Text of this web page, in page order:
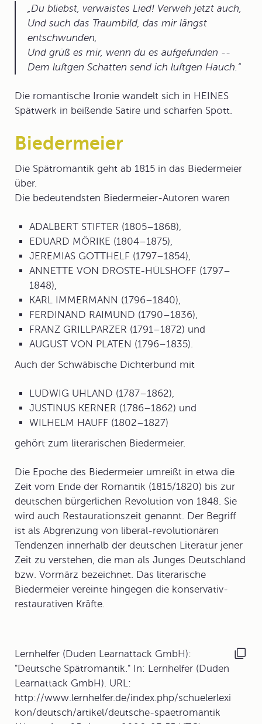
Du bliebst, verwaistes Lied! Verweh jetzt auch,
Und such das Traumbild, das mir längst
entschwunden,
Und grüß es mir, wenn du es aufgefunden --
Dem luftgen Schatten send ich luftgen Hauch.
Die romantische Ironie wandelt sich in HEINES
Spätwerk in beißende Satire und scharfen Spott.
Biedermeier
Die Spätromantik geht ab 1815 in das Biedermeier
über.
Die bedeutendsten Biedermeier-Autoren waren
ADALBERT STIFTER (1805–1868),
EDUARD MÖRIKE (1804–1875),
JEREMIAS GOTTHELF (1797–1854),
ANNETTE VON DROSTE-HÜLSHOFF (1797–
1848),
KARL IMMERMANN (1796–1840),
FERDINAND RAIMUND (1790–1836),
FRANZ GRILLPARZER (1791–1872) und
AUGUST VON PLATEN (1796–1835).
Auch der Schwäbische Dichterbund mit
LUDWIG UHLAND (1787–1862),
JUSTINUS KERNER (1786–1862) und
WILHELM HAUFF (1802–1827)
gehört zum literarischen Biedermeier.
Die Epoche des Biedermeier umreißt in etwa die
Zeit vom Ende der Romantik (1815/1820) bis zur
deutschen bürgerlichen Revolution von 1848. Sie
wird auch Restaurationszeit genannt. Der Begriff
ist als Abgrenzung von liberal-revolutionären
Tendenzen innerhalb der deutschen Literatur jener
Zeit zu verstehen, die man als Junges Deutschland
bzw. Vormärz bezeichnet. Das literarische
Biedermeier vereinte hingegen die konservativ-
restaurativen Kräfte.
Lernhelfer (Duden Learnattack GmbH):
"Deutsche Spätromantik." In: Lernhelfer (Duden
Learnattack GmbH). URL:
http://www.lernhelfer.de/index.php/schuelerlexi
kon/deutsch/artikel/deutsche-spaetromantik